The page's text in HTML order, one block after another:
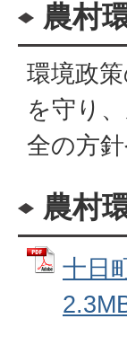
農村
環境政
を守り
全の方
農村
十日